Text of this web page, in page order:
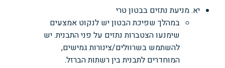
יא. מניעת נתזים בבטון טרי
במהלך שפיכת הבטון יש לנקוט אמצעים
שימנעו הצטברות נתזים על פני התבנית. יש
להשתמש בשרוולים/צינורות גמישים,
המוחדרים לתבנית בין רשתות הברזל.